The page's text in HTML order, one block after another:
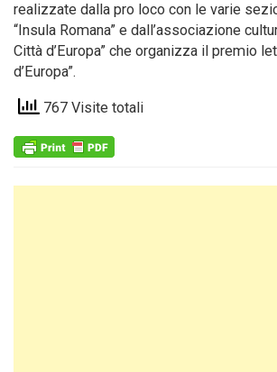
realizzate dalla pro loco con le varie
“Insula Romana” e dall’associazione
Città d’Europa” che organizza il premio
d’Europa”.
767 Visite totali